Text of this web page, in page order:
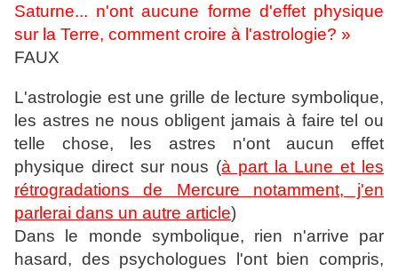
Saturne... n'ont aucune forme d'effet physique
sur la Terre, comment croire à l'astrologie? »
FAUX
L'astrologie est une grille de lecture symbolique,
les astres ne nous obligent jamais à faire tel ou
telle chose, les astres n'ont aucun effet
physique direct sur nous (à part la Lune et les
rétrogradations de Mercure notamment, j'en
parlerai dans un autre article)
Dans le monde symbolique, rien n'arrive par
hasard, des psychologues l'ont bien compris,